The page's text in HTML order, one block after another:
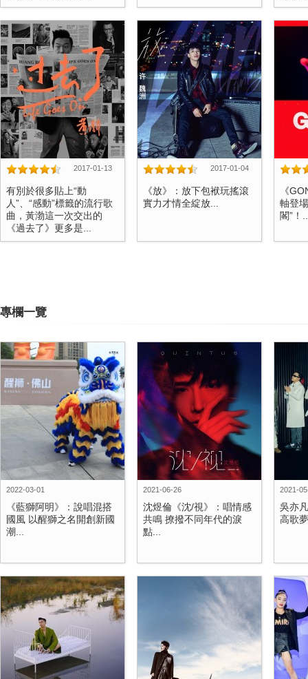
2017-01-13
有別於很多貼上“動
人”、“感動”標籤的流行歌
曲，黃渤這一次交出的
《過去了》更多是...
2017-01-04
《放》：放下包袱玩搖滾
實力才情全綻放...
《
軸登
閣”！
專欄一覽
2022-03-01
《藍獅阿明》：說唱混搭
國風 以醒獅之名開創新國
潮...
2021-06-26
沈煜倫《沈/視》：唱情感
共鳴 撩撥不同年代的淚
點...
2021-
吳亦
高歌